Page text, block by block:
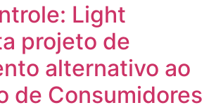
Light
projeto de
alternativo ao
de Consumidores